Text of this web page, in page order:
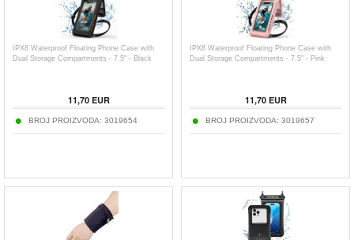
IPX8 Waterproof Floating Phone Case with
Dual Storage Compartments - 7.5" - Black
11,70EUR
BROJ PROIZVODA: 3019654
IPX8 Waterproof Floating Phone Case with
Dual Storage Compartments - 7.5" - Pink
11,70EUR
BROJ PROIZVODA: 3019657